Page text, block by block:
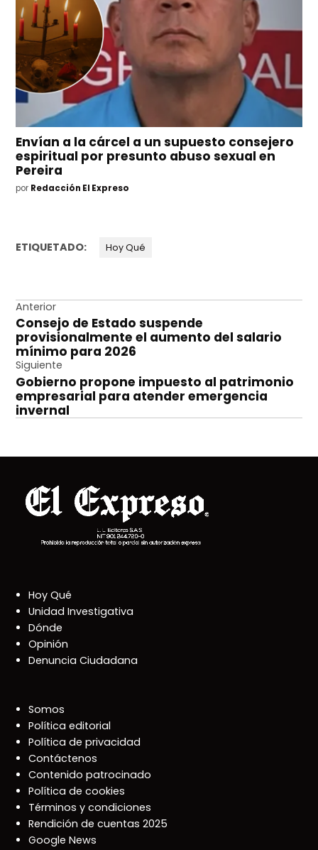
Envían a la cárcel a un supuesto consejero
espiritual por presunto abuso sexual en
Pereira
por Redacción El Expreso
ETIQUETADO: Hoy Qué
Navegación
de
entradas
Anterior
Consejo de Estado suspende
provisionalmente el aumento del salario
mínimo para 2026
Siguiente
Gobierno propone impuesto al patrimonio
empresarial para atender emergencia
invernal
Hoy Qué
Unidad Investigativa
Dónde
Opinión
Denuncia Ciudadana
Somos
Política editorial
Política de privacidad
Contáctenos
Contenido patrocinado
Política de cookies
Términos y condiciones
Rendición de cuentas 2025
Google News